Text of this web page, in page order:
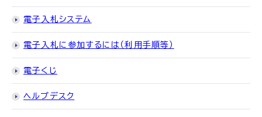
電子入札システム
電子入札に参加するには（利用手順等）
電子くじ
ヘルプデスク